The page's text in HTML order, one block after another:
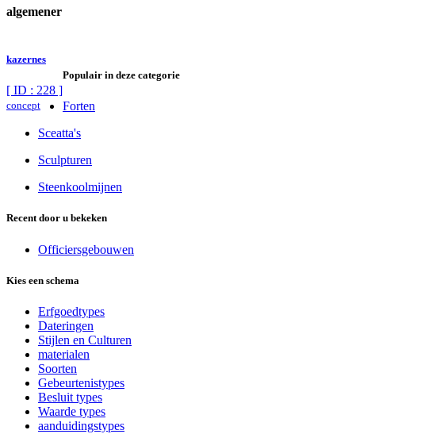
algemener
kazernes
[ ID : 228 ]
concept
Populair in deze categorie
Forten
Sceatta's
Sculpturen
Steenkoolmijnen
Recent door u bekeken
Officiersgebouwen
Kies een schema
Erfgoedtypes
Dateringen
Stijlen en Culturen
materialen
Soorten
Gebeurtenistypes
Besluit types
Waarde types
aanduidingstypes